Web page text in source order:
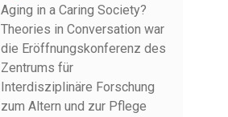
Aging in a Caring Society?
Theories in Conversation war
die Eröffnungskonferenz des
Zentrums für
Interdisziplinäre Forschung
zum Altern und zur Pflege